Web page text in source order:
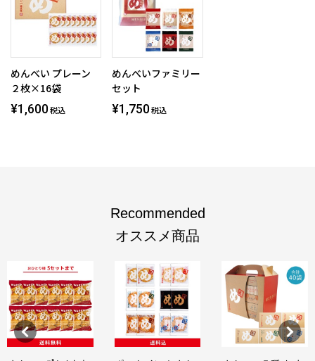
めんべい プレーン
２枚×16袋
¥1,600 税込
めんべいファミリー
セット
¥1,750 税込
Recommended
オススメ商品